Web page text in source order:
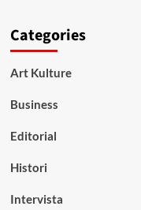
Categories
Art Kulture
Business
Editorial
Histori
Intervista